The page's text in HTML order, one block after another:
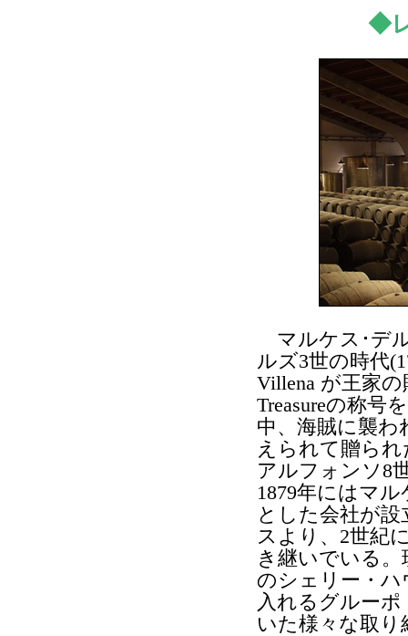
◆
マルケス･デ
ルズ3世の時代
Villena が王家の
Treasureの称号
中、海賊に襲
えられて贈ら
アルフォンソ8
1879年にはマ
とした会社が
スより、2世紀
き継いでいる
のシェリー・
入れるグルー
いた様々な取